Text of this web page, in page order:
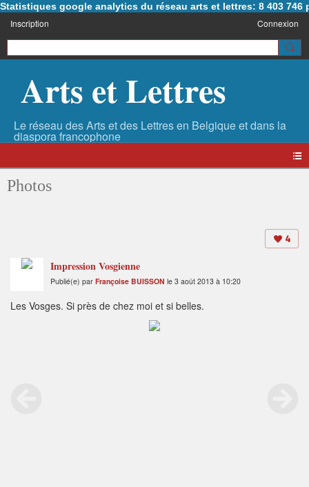
Statistiques google analytics du réseau arts et lettres: 8 403 746
Inscription Connexion
Arts et Lettres
Photos
4
Impression Vosgienne
Publié(e) par Françoise BUISSON le 3 août 2013 à 10:20
Les Vosges. Si près de chez moi et si belles.